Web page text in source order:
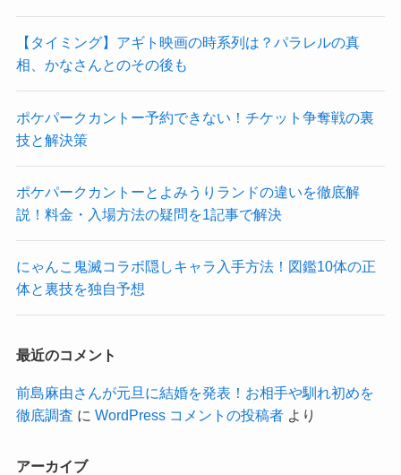
【タイミング】アギト映画の時系列は？パラレルの真
相、かなさんとのその後も
ポケパークカントー予約できない！チケット争奪戦の裏
技と解決策
ポケパークカントーとよみうりランドの違いを徹底解
説！料金・入場方法の疑問を1記事で解決
にゃんこ鬼滅コラボ隠しキャラ入手方法！図鑑10体の正
体と裏技を独自予想
最近のコメント
前島麻由さんが元旦に結婚を発表！お相手や馴れ初めを
徹底調査 に WordPress コメントの投稿者より
アーカイブ